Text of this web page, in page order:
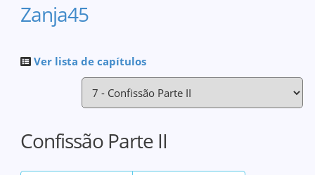
Zanja45
Ver lista de capítulos
Confissão Parte II